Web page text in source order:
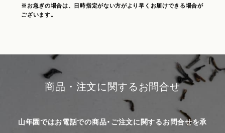
※お急ぎの場合は、日時指定がない方がより早くお届けできる場合が
ございます。
商品・注文に関するお問合せ
山年園ではお電話での商品・ご注文に関するお問合せを承